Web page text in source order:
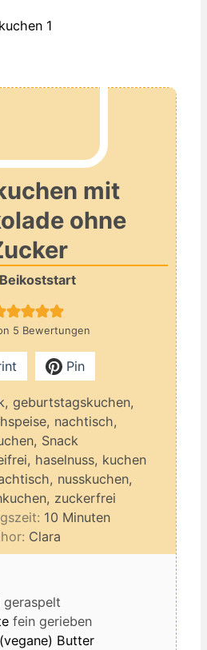
mit
ohne
5 Bewertungen
Pin
geburtstagskuchen,
nachtisch,
Snack
haselnuss, kuchen
nusskuchen,
zuckerfrei
10 Minuten
Minuten
Clara
geraspelt
fein gerieben
Butter